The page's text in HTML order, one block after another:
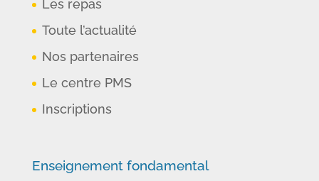
Les repas
Toute l’actualité
Nos partenaires
Le centre PMS
Inscriptions
Enseignement fondamental